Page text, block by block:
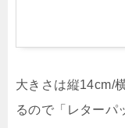
大きさは縦14cm/
るので「レターパ